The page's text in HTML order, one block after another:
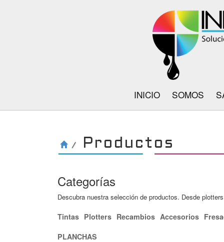
INICIO SOMOS
/ Productos
Categorías
Descubra nuestra selección de productos. Desde
Tintas Plotters Recambios Accesorios
PLANCHAS